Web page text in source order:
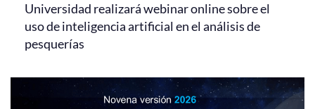
Universidad realizará webinar online sobre el
uso de inteligencia artificial en el análisis de
pesquerías